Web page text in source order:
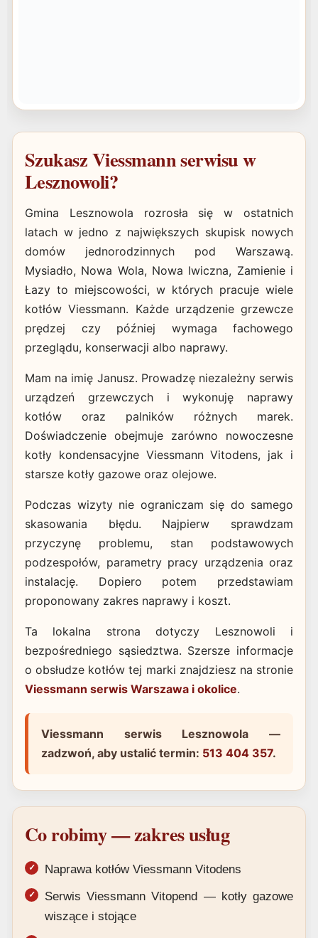
Szukasz Viessmann serwisu w
Lesznowoli?
Gmina Lesznowola rozrosła się w ostatnich
latach w jedno z największych skupisk nowych
domów jednorodzinnych pod Warszawą.
Mysiadło, Nowa Wola, Nowa Iwiczna, Zamienie i
Łazy to miejscowości, w których pracuje wiele
kotłów Viessmann. Każde urządzenie grzewcze
prędzej czy później wymaga fachowego
przeglądu, konserwacji albo naprawy.
Mam na imię Janusz. Prowadzę niezależny serwis
urządzeń grzewczych i wykonuję naprawy
kotłów oraz palników różnych marek.
Doświadczenie obejmuje zarówno nowoczesne
kotły kondensacyjne Viessmann Vitodens, jak i
starsze kotły gazowe oraz olejowe.
Podczas wizyty nie ograniczam się do samego
skasowania błędu. Najpierw sprawdzam
przyczynę problemu, stan podstawowych
podzespołów, parametry pracy urządzenia oraz
instalację. Dopiero potem przedstawiam
proponowany zakres naprawy i koszt.
Ta lokalna strona dotyczy Lesznowoli i
bezpośredniego sąsiedztwa. Szersze informacje
o obsłudze kotłów tej marki znajdziesz na stronie
Viessmann serwis Warszawa i okolice.
Viessmann serwis Lesznowola —
zadzwoń, aby ustalić termin: 513 404 357.
Co robimy — zakres usług
Naprawa kotłów Viessmann Vitodens
Serwis Viessmann Vitopend — kotły gazowe
wiszące i stojące